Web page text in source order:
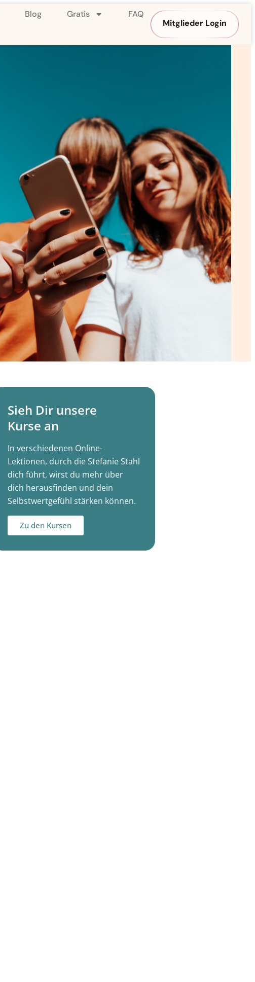
Blog Gratis
FAQ
Mitglieder Login
Sieh Dir unsere
Kurse an
In verschiedenen Online-
Lektionen, durch die Stefanie Stahl
dich führt, wirst du mehr über
dich herausfinden und dein
Selbstwertgefühl stärken können.
Zu den Kursen